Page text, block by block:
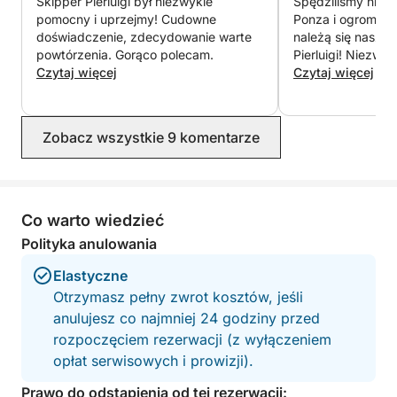
przyjemność.
pomocny i uprzejmy! Cudowne
doświadczenie, zdecydowanie warte
powtórzenia. Gorąco polecam.
Czytaj więcej
Ponza i ogromne
należą się
Pierluigi!
uprzejmy i
przyjaciółmi
części dzięki
Czytaj więcej
Zobacz wszystkie 9 komentarze
Co warto wiedzieć
Polityka anulowania
Elastyczne
Otrzymasz pełny zwrot kosztów, jeśli
anulujesz co najmniej 24 godziny przed
rozpoczęciem rezerwacji (z wyłączeniem
opłat serwisowych i prowizji).
Prawo do odstąpienia od tej rezerwacji: